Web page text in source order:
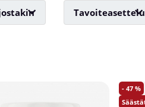
Tavoiteasettelu
47